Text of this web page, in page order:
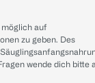
auf
zu geben. Des
wende dich bitte